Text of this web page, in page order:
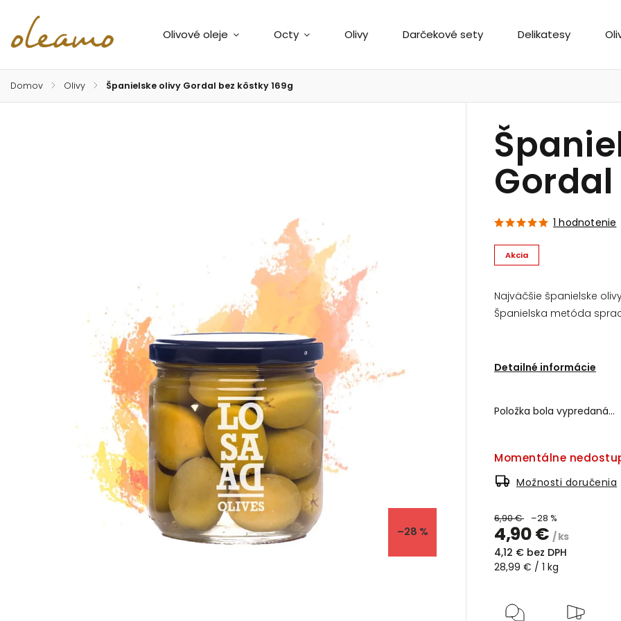
Olivové oleje Octy Olivy Darčekové sety Delikatesy
Domov / Olivy / Španielske olivy Gordal bez kôstky 169g
–28 %
Gordal
Akcia
1 hodnotenie
Najväčšie španielske
Španielska metóda
Detailné informácie
Položka bola vypredaná…
6,90 € –28 %
4,90 € / ks
4,12 € bez DPH
28,99 € / 1 kg
Momentálne
Možnosti doručenia